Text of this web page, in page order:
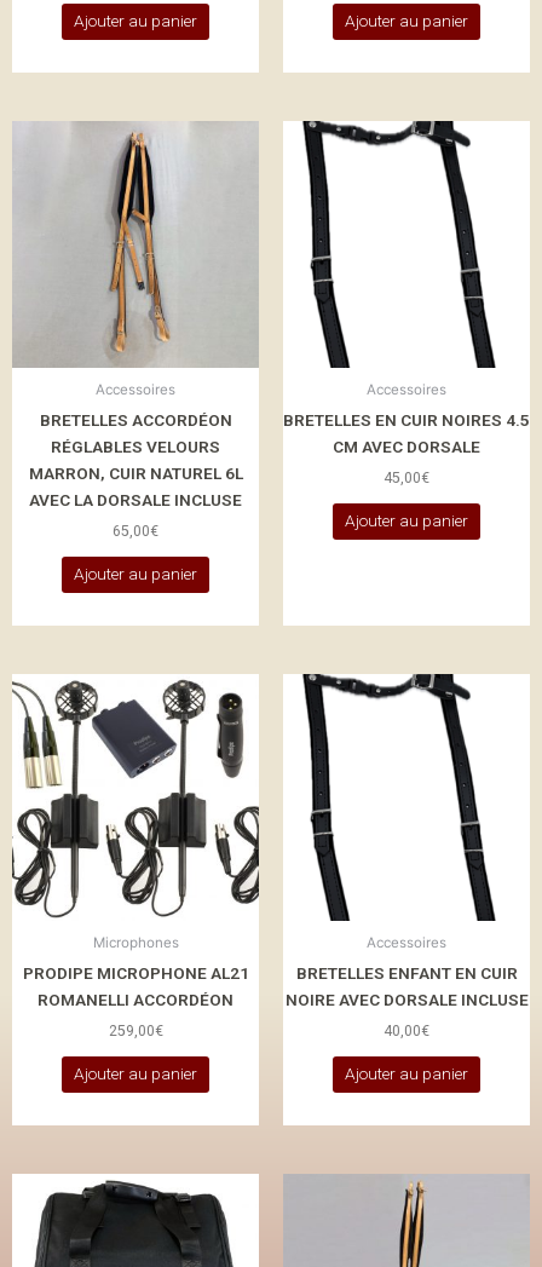
Ajouter au panier Ajouter au panier
Accessoires
BRETELLES ACCORDÉON
RÉGLABLES VELOURS
MARRON, CUIR NATUREL 6L
AVEC LA DORSALE INCLUSE
65,00€
Ajouter au panier
Accessoires
BRETELLES EN CUIR NOIRES 4.5
CM AVEC DORSALE
45,00€
Ajouter au panier
Microphones
PRODIPE MICROPHONE AL21
ROMANELLI ACCORDÉON
259,00€
Ajouter au panier
Accessoires
BRETELLES ENFANT EN CUIR
NOIRE AVEC DORSALE INCLUSE
40,00€
Ajouter au panier
produit
a